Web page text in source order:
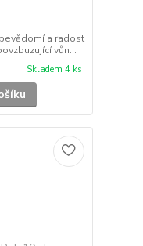
a radost
vůn...
Skladem 4 ks